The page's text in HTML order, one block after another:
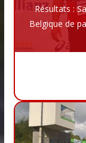
Résultats :
Belgique de